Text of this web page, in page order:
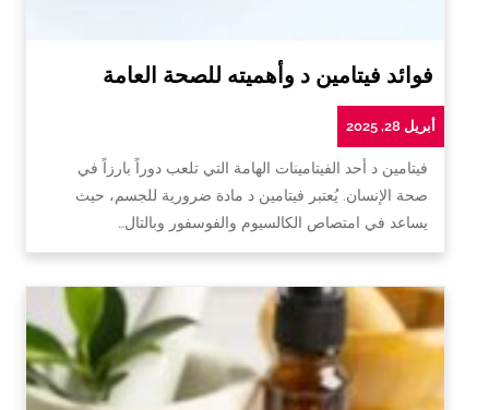
فوائد فيتامين د وأهميته للصحة العامة
أبريل 28, 2025
فيتامين د أحد الفيتامينات الهامة التي تلعب دوراً بارزاً في
صحة الإنسان. يُعتبر فيتامين د مادة ضرورية للجسم، حيث
يساعد في امتصاص الكالسيوم والفوسفور وبالتال…